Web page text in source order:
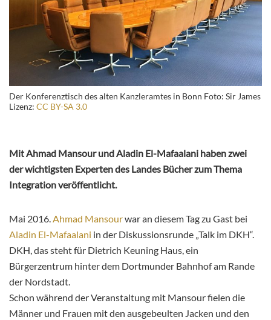
Der Konferenztisch des alten Kanzleramtes in Bonn Foto: Sir James
Lizenz: CC BY-SA 3.0
Mit Ahmad Mansour und Aladin El-Mafaalani haben zwei
der wichtigsten Experten des Landes Bücher zum Thema
Integration veröffentlicht.
Mai 2016.Ahmad Mansourwar an diesem Tag zu Gast bei
Aladin El-Mafaalani in der Diskussionsrunde „Talk im DKH“.
DKH, das steht für Dietrich Keuning Haus, ein
Bürgerzentrum hinter dem Dortmunder Bahnhof am Rande
der Nordstadt.
Schon während der Veranstaltung mit Mansour fielen die
Männer und Frauen mit den ausgebeulten Jacken und den